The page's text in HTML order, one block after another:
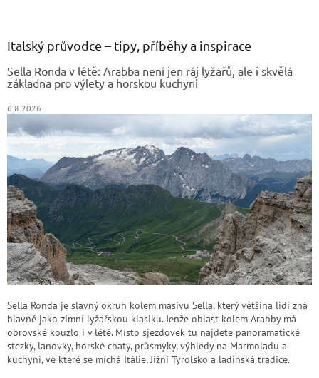
Italský průvodce – tipy, příběhy a inspirace
Sella Ronda v létě: Arabba není jen ráj lyžařů, ale i skvělá
základna pro výlety a horskou kuchyni
6.8.2026
Sella Ronda je slavný okruh kolem masivu Sella, který většina lidí zná
hlavně jako zimní lyžařskou klasiku. Jenže oblast kolem Arabby má
obrovské kouzlo i v létě. Místo sjezdovek tu najdete panoramatické
stezky, lanovky, horské chaty, průsmyky, výhledy na Marmoladu a
kuchyni, ve které se míchá Itálie, Jižní Tyrolsko a ladinská tradice.